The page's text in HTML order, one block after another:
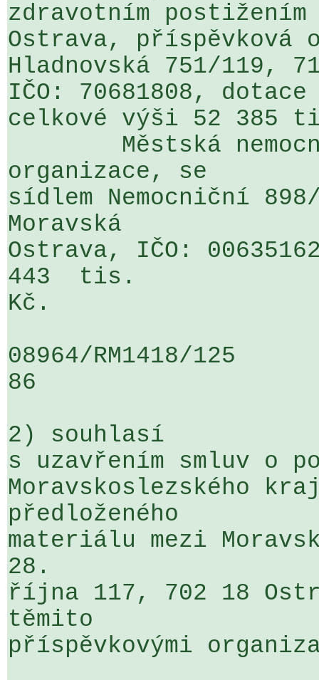
zdravotním
Ostrava, příspěvková
Hladnovská 751/119,
IČO: 70681808,
celkové výši 52 385
organizace, se
sídlem Nemocniční
Moravská
Ostrava, IČO:
443  tis.
Kč.
08964/RM1418/
86
2) souhlasí
s uzavřením smluv o
Moravskoslezského
předloženého
materiálu mezi
28.
října 117, 702 18
těmito
příspěvkovými